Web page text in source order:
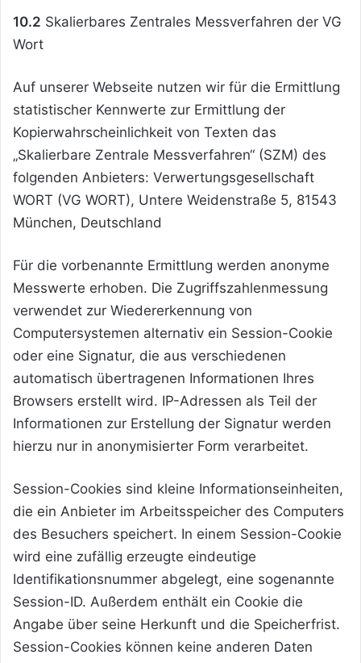
10.2 Skalierbares Zentrales Messverfahren der VG
Wort
Auf unserer Webseite nutzen wir für die Ermittlung
statistischer Kennwerte zur Ermittlung der
Kopierwahrscheinlichkeit von Texten das
„Skalierbare Zentrale Messverfahren“ (SZM) des
folgenden Anbieters: Verwertungsgesellschaft
WORT (VG WORT), Untere Weidenstraße 5, 81543
München, Deutschland
Für die vorbenannte Ermittlung werden anonyme
Messwerte erhoben. Die Zugriffszahlenmessung
verwendet zur Wiedererkennung von
Computersystemen alternativ ein Session-Cookie
oder eine Signatur, die aus verschiedenen
automatisch übertragenen Informationen Ihres
Browsers erstellt wird. IP-Adressen als Teil der
Informationen zur Erstellung der Signatur werden
hierzu nur in anonymisierter Form verarbeitet.
Session-Cookies sind kleine Informationseinheiten,
die ein Anbieter im Arbeitsspeicher des Computers
des Besuchers speichert. In einem Session-Cookie
wird eine zufällig erzeugte eindeutige
Identifikationsnummer abgelegt, eine sogenannte
Session-ID. Außerdem enthält ein Cookie die
Angabe über seine Herkunft und die Speicherfrist.
Session-Cookies können keine anderen Daten